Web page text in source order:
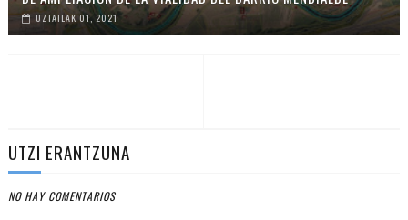
UZTAILAK 01, 2021
UTZI ERANTZUNA
NO HAY COMENTARIOS